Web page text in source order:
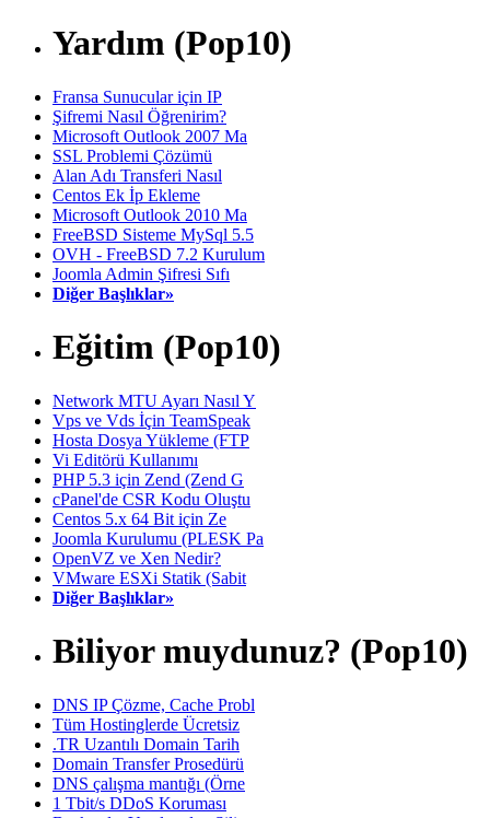
Yardım (Pop10)
Fransa Sunucular için IP
Şifremi Nasıl Öğrenirim?
Microsoft Outlook 2007 Ma
SSL Problemi Çözümü
Alan Adı Transferi Nasıl
Centos Ek İp Ekleme
Microsoft Outlook 2010 Ma
FreeBSD Sisteme MySql 5.5
OVH - FreeBSD 7.2 Kurulum
Joomla Admin Şifresi Sıfı
Diğer Başlıklar»
Eğitim (Pop10)
Network MTU Ayarı Nasıl Y
Vps ve Vds İçin TeamSpeak
Hosta Dosya Yükleme (FTP
Vi Editörü Kullanımı
PHP 5.3 için Zend (Zend G
cPanel'de CSR Kodu Oluştu
Centos 5.x 64 Bit için Ze
Joomla Kurulumu (PLESK Pa
OpenVZ ve Xen Nedir?
VMware ESXi Statik (Sabit
Diğer Başlıklar»
Biliyor muydunuz? (Pop10)
DNS IP Çözme, Cache Probl
Tüm Hostinglerde Ücretsiz
.TR Uzantılı Domain Tarih
Domain Transfer Prosedürü
DNS çalışma mantığı (Örne
1 Tbit/s DDoS Koruması